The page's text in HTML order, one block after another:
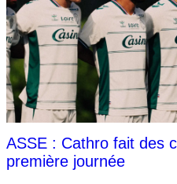
ASSE : Cathro fait des
première journée